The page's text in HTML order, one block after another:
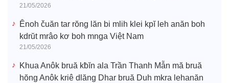
21/05/2026
Ênoh čuăn tar rŏng lăn bi mlih klei kpĭ leh anăn boh
kdrŭt mrâo kơ boh mnga Việt Nam
21/05/2026
Khua Anôk bruă kƀĭn ala Trần Thanh Mẫn mă bruă
hŏng Anôk kriê dlăng Dhar bruă Duh mkra lehanăn